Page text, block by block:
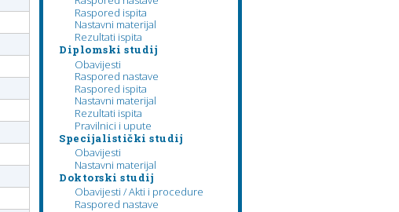
Raspored ispita
Nastavni materijal
Rezultati ispita
Diplomski studij
Obavijesti
Raspored nastave
Raspored ispita
Nastavni materijal
Rezultati ispita
Pravilnici i upute
Specijalistički studij
Obavijesti
Nastavni materijal
Doktorski studij
Obavijesti / Akti i procedure
Raspored nastave